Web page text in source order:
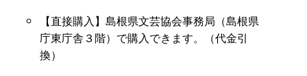
【直接購入】島根県文芸協会事務局（島根県
庁東庁舎３階）で購入できます。（代金引
換）